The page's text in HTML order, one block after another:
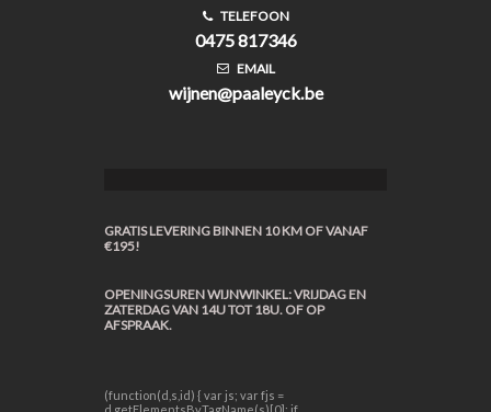
TELEFOON
0475 817346
EMAIL
wijnen@paaleyck.be
GRATIS LEVERING BINNEN 10 KM OF VANAF
€195!
OPENINGSUREN WIJNWINKEL: VRIJDAG EN
ZATERDAG VAN 14U TOT 18U. OF OP
AFSPRAAK.
(function(d,s,id) { var js; var fjs =